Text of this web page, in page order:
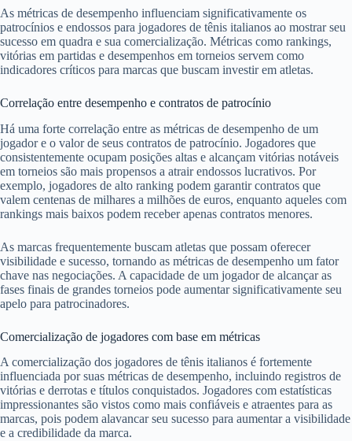
As métricas de desempenho influenciam significativamente os
patrocínios e endossos para jogadores de tênis italianos ao mostrar seu
sucesso em quadra e sua comercialização. Métricas como rankings,
vitórias em partidas e desempenhos em torneios servem como
indicadores críticos para marcas que buscam investir em atletas.
Correlação entre desempenho e contratos de patrocínio
Há uma forte correlação entre as métricas de desempenho de um
jogador e o valor de seus contratos de patrocínio. Jogadores que
consistentemente ocupam posições altas e alcançam vitórias notáveis
em torneios são mais propensos a atrair endossos lucrativos. Por
exemplo, jogadores de alto ranking podem garantir contratos que
valem centenas de milhares a milhões de euros, enquanto aqueles com
rankings mais baixos podem receber apenas contratos menores.
As marcas frequentemente buscam atletas que possam oferecer
visibilidade e sucesso, tornando as métricas de desempenho um fator
chave nas negociações. A capacidade de um jogador de alcançar as
fases finais de grandes torneios pode aumentar significativamente seu
apelo para patrocinadores.
Comercialização de jogadores com base em métricas
A comercialização dos jogadores de tênis italianos é fortemente
influenciada por suas métricas de desempenho, incluindo registros de
vitórias e derrotas e títulos conquistados. Jogadores com estatísticas
impressionantes são vistos como mais confiáveis e atraentes para as
marcas, pois podem alavancar seu sucesso para aumentar a visibilidade
e a credibilidade da marca.